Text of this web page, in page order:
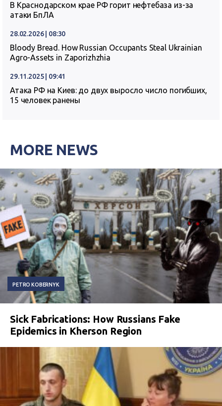
В Краснодарском крае РФ горит нефтебаза из-за
атаки БпЛА
28.02.2026 | 08:30
Bloody Bread. How Russian Occupants Steal Ukrainian
Agro-Assets in Zaporizhzhia
29.11.2025 | 09:41
Атака РФ на Киев: до двух выросло число погибших,
15 человек ранены
MORE NEWS
PETRO KOBERNYK
Sick Fabrications: How Russians Fake
Epidemics in Kherson Region